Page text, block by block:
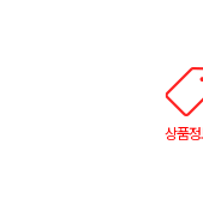
상품